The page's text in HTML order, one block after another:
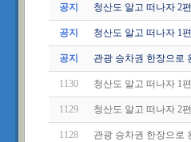
공지 청산도 알고 떠나자 2
공지 청산도 알고 떠나자 1
공지 관광 승차권 한장으로
1130 청산도 알고 떠나자 1
1129 청산도 알고 떠나자 2
1128 관광 승차권 한장으로